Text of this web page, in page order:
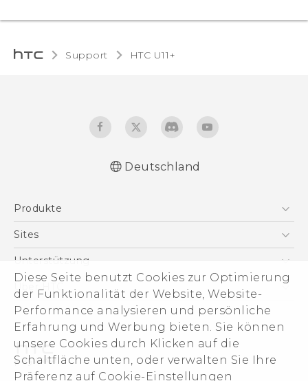
Diese Seite benutzt Cookies zur Optimierung
der Funktionalität der Website, Website-
Performance analysieren und persönliche
Erfahrung und Werbung bieten. Sie können
unsere Cookies durch Klicken auf die
Schaltfläche unten, oder verwalten Sie Ihre
Präferenz auf Cookie-Einstellungen
Support HTC U11+‎
behördliche Bestimmungen
English - Quick start guide
English - User manual
English - Safety and regulatory guide
Deutschland
Produkte
Smartphones
VIVE
Zubehör
Sites
HTC Dev
HTC Vive
Unterstützung
Unterstützung
eCommerce Support
Über HTC
ESG
Impressum
Investor
Cookie Preferences